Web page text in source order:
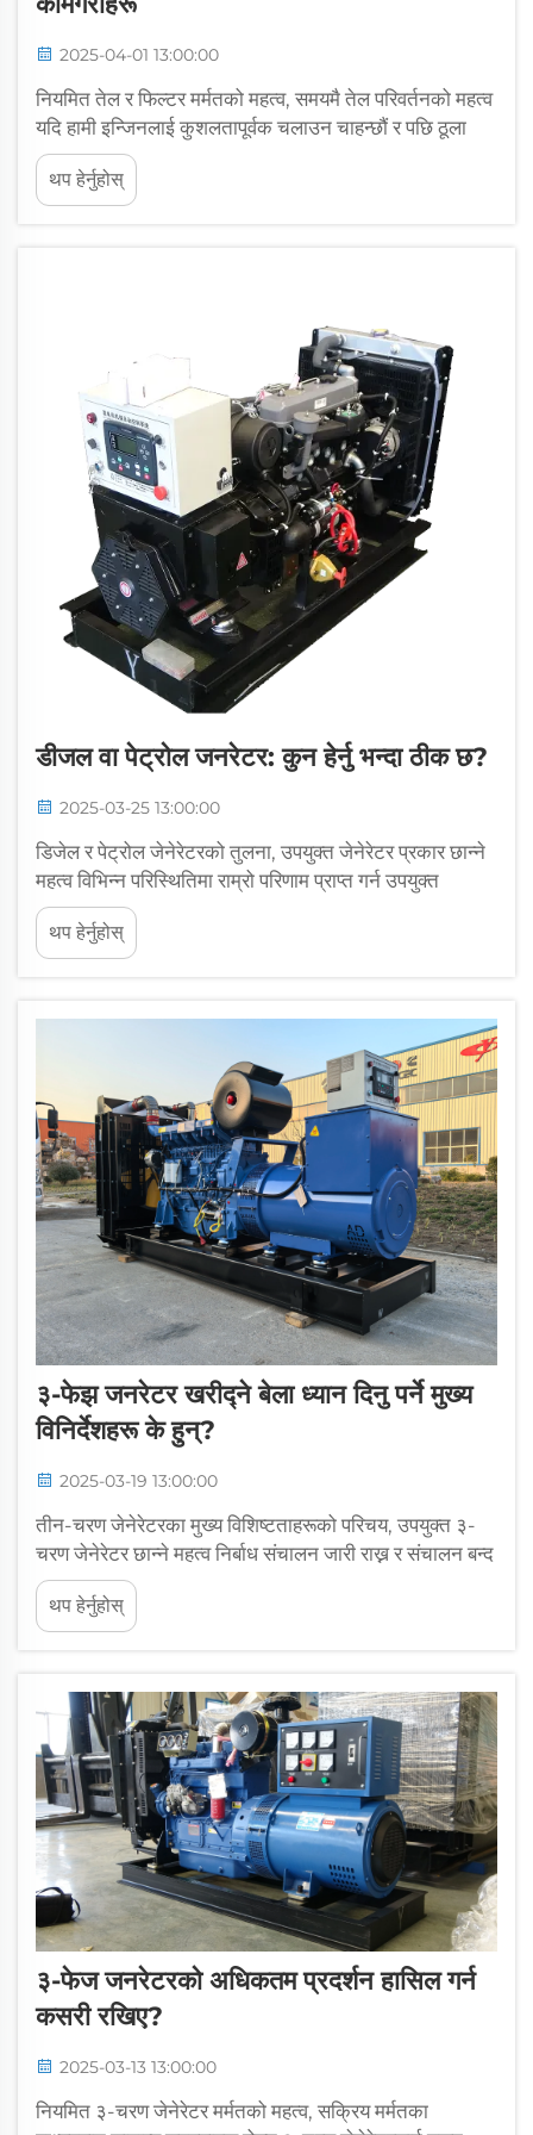
2025-04-01 13:00:00
नियमित तेल र फिल्टर मर्मतको महत्व, समयमै तेल परिवर्तनको महत्व
यदि हामी इन्जिनलाई कुशलतापूर्वक चलाउन चाहन्छौं र पछि ठूला
मर्मत बिलबाट पैसा बचत गर्न चाहन्छौं भने समयमा तेल परिवर्तन गर्नु
खुबै महत्वपूर्ण छ। जब हामी नियमित तेल परिवर्तनमा लागि रहन्छौं,
यसले इन्जिनको लामो सेवा जीवन र उत्तम प्रदर्शन सुनिश्चित गर्न
थप हेर्नुहोस्
डीजल वा पेट्रोल जनरेटर: कुन हेर्नु भन्दा ठीक छ?
2025-03-25 13:00:00
डिजेल र पेट्रोल जेनेरेटरको तुलना, उपयुक्त जेनेरेटर प्रकार छान्ने
महत्व विभिन्न परिस्थितिमा राम्रो परिणाम प्राप्त गर्न उपयुक्त
प्रकारको जेनेरेटर छान्नु धेरै महत्वपूर्ण छ। जब हामी डिजेल वा
पेट्रोल जेनेरेटरको बारेमा सोच्छौं, हामीले ती जेनेरेटरका विशेषताहरू,
लागत, ईन्धनको उपलब्धता र वातावरणमा पर्ने प्रभावको बारेमा
थप हेर्नुहोस्
३-फेझ जनरेटर खरीद्ने बेला ध्यान दिनु पर्ने मुख्य
विनिर्देशहरू के हुन्?
2025-03-19 13:00:00
तीन-चरण जेनेरेटरका मुख्य विशिष्टताहरूको परिचय, उपयुक्त ३-
चरण जेनेरेटर छान्ने महत्व निर्बाध संचालन जारी राख्न र संचालन बन्द
गर्ने र कम्पनीहरूका लागि धेरै महँगो पर्ने समस्याहरू बाट बच्नका
लागि उपयुक्त ३-चरण जेनेरेटर छान्नु धेरै महत्वपूर्ण छ।
थप हेर्नुहोस्
३-फेज जनरेटरको अधिकतम प्रदर्शन हासिल गर्न
कसरी रखिए?
2025-03-13 13:00:00
नियमित ३-चरण जेनेरेटर मर्मतको महत्व, सक्रिय मर्मतका